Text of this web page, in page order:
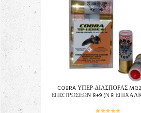
COBRA ΥΠΕΡ-ΔΙΑΣΠΟΡΑΣ MG2
ΕΠΙΣΤΡΩΣΕΩΝ 8+9 (Ν.8